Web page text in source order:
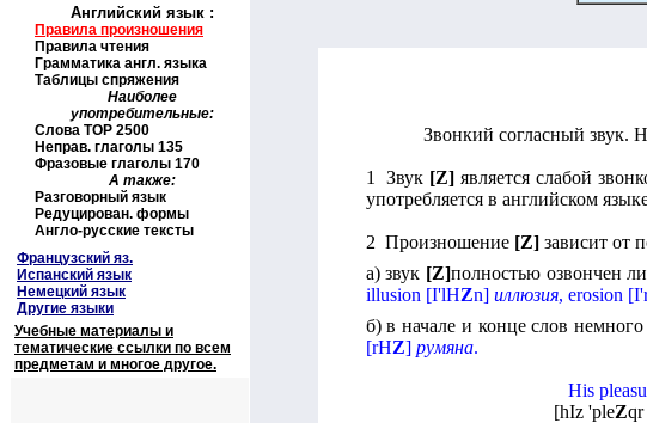
Звонкий согласный звук.
1 Звук [Z] является слабой
употребляется в английском
2 Произношение [Z]зависит от
а) звук [Z]полностью озвончен
illusion [I'lHZn] иллюзия, erosion [I'
б) в начале и конце слов
[rHZ] румяна.
His
[hIz 'pleZqr
Английский язык:
Правила произношения
Правила чтения
Грамматика англ. языка
Таблицы спряжения
Наиболее
употребительные:
Слова TOP 2500
Неправ. глаголы 135
Фразовые глаголы 170
А также:
Разговорный язык
Редуцирован. формы
Англо-русские тексты
Французский яз.
Испанский язык
Немецкий язык
Другие языки
Учебные материалы и
тематические ссылки по всем
предметам и многое другое.